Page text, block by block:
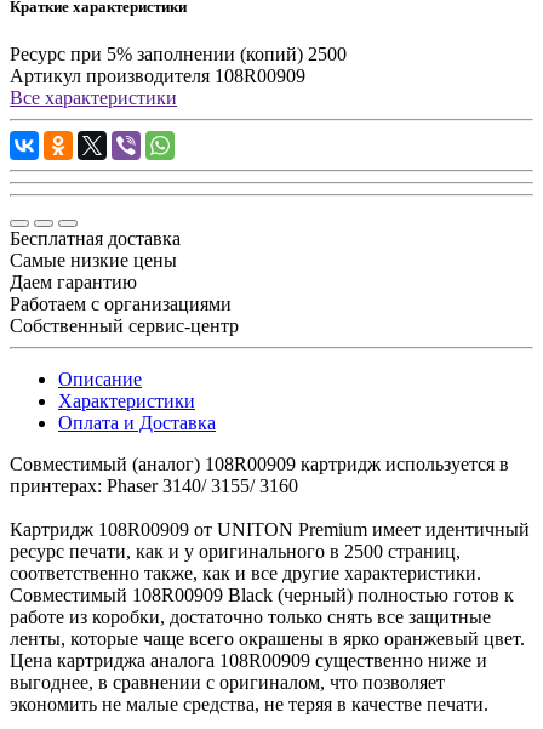
Краткие характеристики
Ресурс при 5% заполнении (копий) 2500
Артикул производителя 108R00909
Все характеристики
Бесплатная доставка
Самые низкие цены
Даем гарантию
Работаем с организациями
Собственный сервис-центр
Описание
Характеристики
Оплата и Доставка
Совместимый (аналог) 108R00909 картридж используется в
принтерах: Phaser 3140/ 3155/ 3160
Картридж 108R00909 от UNITON Premium имеет идентичный
ресурс печати, как и у оригинального в 2500 страниц,
соответственно также, как и все другие характеристики.
Совместимый 108R00909 Black (черный) полностью готов к
работе из коробки, достаточно только снять все защитные
ленты, которые чаще всего окрашены в ярко оранжевый цвет.
Цена картриджа аналога 108R00909 существенно ниже и
выгоднее, в сравнении с оригиналом, что позволяет
экономить не малые средства, не теряя в качестве печати.